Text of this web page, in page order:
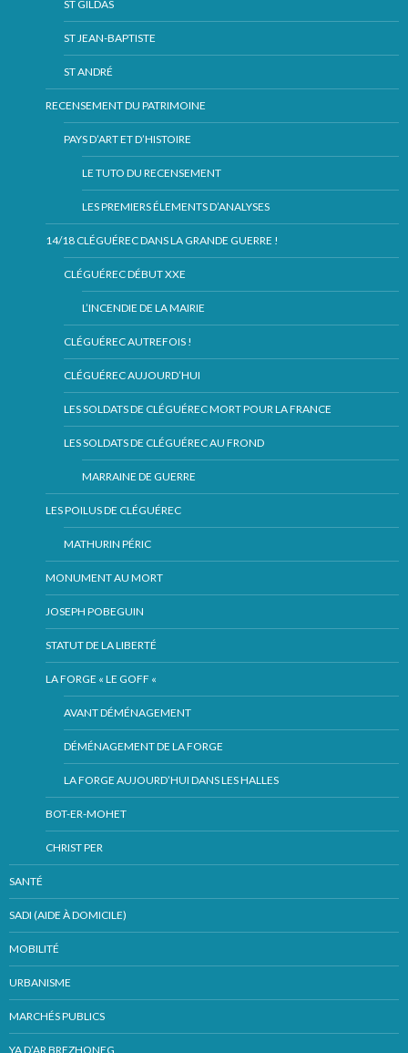
ST GILDAS
ST JEAN-BAPTISTE
ST ANDRÉ
RECENSEMENT DU PATRIMOINE
PAYS D’ART ET D’HISTOIRE
LE TUTO DU RECENSEMENT
LES PREMIERS ÉLEMENTS D’ANALYSES
14/18 CLÉGUÉREC DANS LA GRANDE GUERRE !
CLÉGUÉREC DÉBUT XXE
L’INCENDIE DE LA MAIRIE
CLÉGUÉREC AUTREFOIS !
CLÉGUÉREC AUJOURD’HUI
LES SOLDATS DE CLÉGUÉREC MORT POUR LA FRANCE
LES SOLDATS DE CLÉGUÉREC AU FROND
MARRAINE DE GUERRE
LES POILUS DE CLÉGUÉREC
MATHURIN PÉRIC
MONUMENT AU MORT
JOSEPH POBEGUIN
STATUT DE LA LIBERTÉ
LA FORGE « LE GOFF «
AVANT DÉMÉNAGEMENT
DÉMÉNAGEMENT DE LA FORGE
LA FORGE AUJOURD’HUI DANS LES HALLES
BOT-ER-MOHET
CHRIST PER
SANTÉ
SADI (AIDE À DOMICILE)
MOBILITÉ
URBANISME
MARCHÉS PUBLICS
YA D’AR BREZHONEG